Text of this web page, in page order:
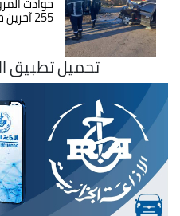
255 آخرين خلال الـ24 ساعة الأخيرة
تحميل تطبيق